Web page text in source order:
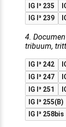
IG I³ 235
IG I³ 239
4.
tribuum,
IG I³ 242
IG I³ 247
IG I³ 251
IG I³ 255(B)
IG I³ 258bis